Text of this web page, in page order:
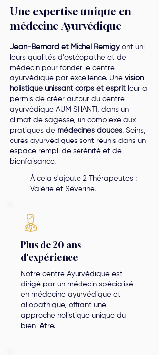
Une expertise unique en
médecine Ayurvédique
Jean-Bernard et Michel Remigy ont uni
leurs qualités d'ostéopathe et de
médecin pour fonder le centre
ayurvédique par excellence. Une vision
holistique unissant corps et esprit leur a
permis de créer autour du centre
ayurvédique AUM SHANTI, dans un
climat de sagesse, un complexe aux
pratiques de médecines douces. Soins,
cures ayurvédiques sont réunis dans un
espace rempli de sérénité et de
bienfaisance.
À cela s'ajoute 2 Thérapeutes :
Valérie et Séverine.
Plus de 20 ans
d'expérience
Notre centre Ayurvédique est
dirigé par un médecin spécialisé
en médecine ayurvédique et
allopathique, offrant une
approche holistique unique du
bien-être.